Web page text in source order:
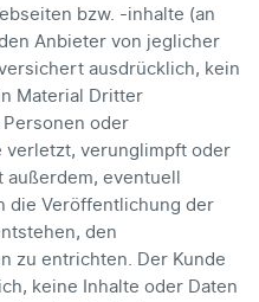
bzw. -inhalte (an
Anbieter von jeglicher
ausdrücklich, kein
Material Dritter
oder
verletzt, verunglimpft oder
eventuell
die Veröffentlichung der
den
zu entrichten. Der Kunde
keine Inhalte oder Daten